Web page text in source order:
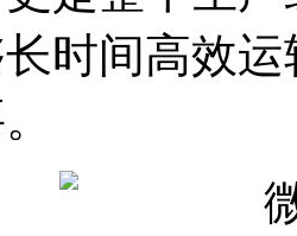
时间高效